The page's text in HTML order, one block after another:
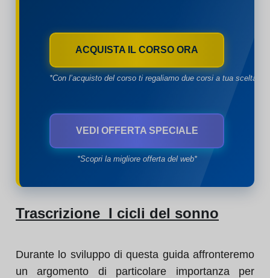
ACQUISTA IL CORSO ORA
*Con l’acquisto del corso ti regaliamo due corsi a tua scelta*
VEDI OFFERTA SPECIALE
*Scopri la migliore offerta del web*
Trascrizione I cicli del sonno
Durante lo sviluppo di questa guida affronteremo
un argomento di particolare importanza per